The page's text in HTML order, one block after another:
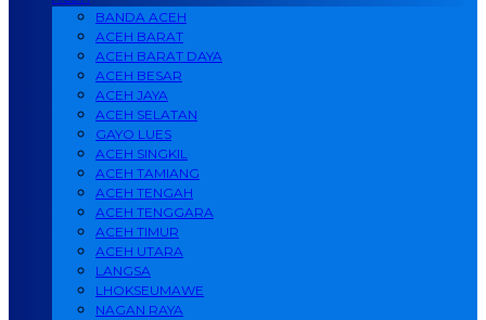
BANDA ACEH
ACEH BARAT
ACEH BARAT DAYA
ACEH BESAR
ACEH JAYA
ACEH SELATAN
GAYO LUES
ACEH SINGKIL
ACEH TAMIANG
ACEH TENGAH
ACEH TENGGARA
ACEH TIMUR
ACEH UTARA
LANGSA
LHOKSEUMAWE
NAGAN RAYA